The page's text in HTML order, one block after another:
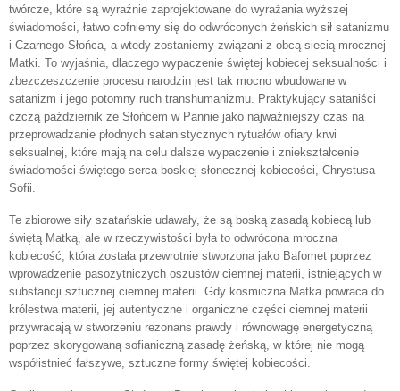
twórcze, które są wyraźnie zaprojektowane do wyrażania wyższej
świadomości, łatwo cofniemy się do odwróconych żeńskich sił satanizmu
i Czarnego Słońca, a wtedy zostaniemy związani z obcą siecią mrocznej
Matki. To wyjaśnia, dlaczego wypaczenie świętej kobiecej seksualności i
zbezczeszczenie procesu narodzin jest tak mocno wbudowane w
satanizm i jego potomny ruch transhumanizmu. Praktykujący sataniści
czczą październik ze Słońcem w Pannie jako najważniejszy czas na
przeprowadzanie płodnych satanistycznych rytuałów ofiary krwi
seksualnej, które mają na celu dalsze wypaczenie i zniekształcenie
świadomości świętego serca boskiej słonecznej kobiecości, Chrystusa-
Sofii.
Te zbiorowe siły szatańskie udawały, że są boską zasadą kobiecą lub
świętą Matką, ale w rzeczywistości była to odwrócona mroczna
kobiecość, która została przewrotnie stworzona jako Bafomet poprzez
wprowadzenie pasożytniczych oszustów ciemnej materii, istniejących w
substancji sztucznej ciemnej materii. Gdy kosmiczna Matka powraca do
królestwa materii, jej autentyczne i organiczne części ciemnej materii
przywracają w stworzeniu rezonans prawdy i równowagę energetyczną
poprzez skorygowaną sofianiczną zasadę żeńską, w której nie mogą
współistnieć fałszywe, sztuczne formy świętej kobiecości.